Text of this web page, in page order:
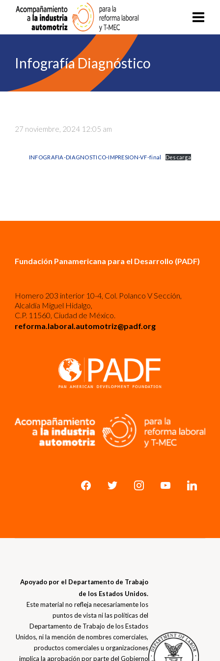
Infografía Diagnóstico
27 noviembre, 2024 12:05 am
INFOGRAFIA-DIAGNOSTICO-IMPRESION-VF-final Descarga
Fundación Panamericana para el Desarrollo (PADF)
Homero 203 interior 10-4, Col. Polanco V Sección,
Alcaldía Miguel Hidalgo,
C.P. 11560, Ciudad de México.
reforma.laboral.automotriz@padf.org
Apoyado por el Departamento de Trabajo
de los Estados Unidos.
Este material no refleja necesariamente los
puntos de vista ni las políticas del
Departamento de Trabajo de los Estados
Unidos, ni la mención de nombres comerciales,
productos comerciales u organizaciones
implica la aprobación por parte del Gobierno